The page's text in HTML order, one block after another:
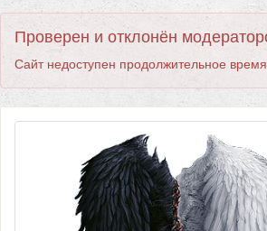
Проверен и отклонён
Сайт недоступен продолжительное